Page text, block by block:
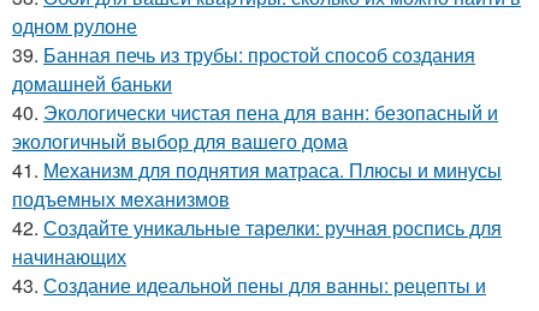
одном рулоне
39. Банная печь из трубы: простой способ создания
домашней баньки
40. Экологически чистая пена для ванн: безопасный и
экологичный выбор для вашего дома
41. Механизм для поднятия матраса. Плюсы и минусы
подъемных механизмов
42. Создайте уникальные тарелки: ручная роспись для
начинающих
43. Создание идеальной пены для ванны: рецепты и